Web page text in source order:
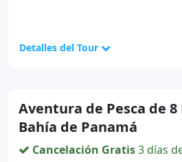
Detalles del Tour
Aventura de Pesca de 8
Bahía de Panamá
Cancelación Gratis3 días